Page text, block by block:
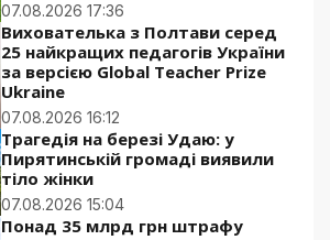
07.08.2026 17:36
Вихователька з Полтави серед
25 найкращих педагогів України
за версією Global Teacher Prize
Ukraine
07.08.2026 16:12
Трагедія на березі Удаю: у
Пирятинській громаді виявили
тіло жінки
07.08.2026 15:04
Понад 35 млрд грн штрафу